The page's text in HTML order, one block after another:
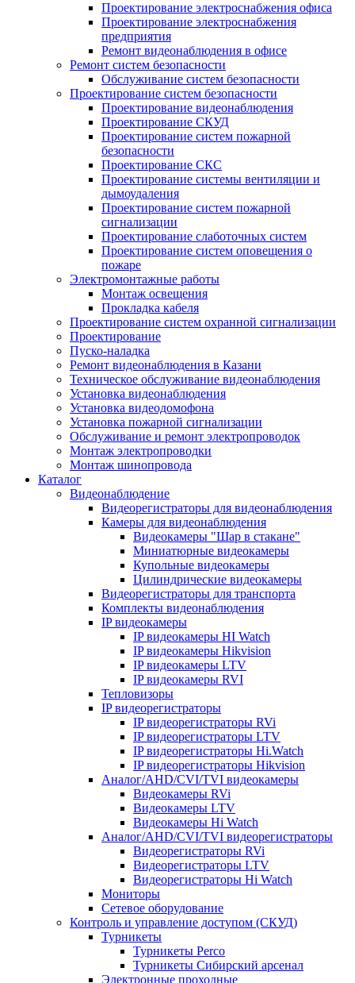
Проектирование электроснабжения офиса
Проектирование электроснабжения
предприятия
Ремонт видеонаблюдения в офисе
Ремонт систем безопасности
Обслуживание систем безопасности
Проектирование систем безопасности
Проектирование видеонаблюдения
Проектирование СКУД
Проектирование систем пожарной
безопасности
Проектирование СКС
Проектирование системы вентиляции и
дымоудаления
Проектирование систем пожарной
сигнализации
Проектирование слаботочных систем
Проектирование систем оповещения о
пожаре
Электромонтажные работы
Монтаж освещения
Прокладка кабеля
Проектирование систем охранной сигнализации
Проектирование
Пуско-наладка
Ремонт видеонаблюдения в Казани
Техническое обслуживание видеонаблюдения
Установка видеонаблюдения
Установка видеодомофона
Установка пожарной сигнализации
Обслуживание и ремонт электропроводок
Монтаж электропроводки
Монтаж шинопровода
Каталог
Видеонаблюдение
Видеорегистраторы для видеонаблюдения
Камеры для видеонаблюдения
Видеокамеры "Шар в стакане"
Миниатюрные видеокамеры
Купольные видеокамеры
Цилиндрические видеокамеры
Видеорегистраторы для транспорта
Комплекты видеонаблюдения
IP видеокамеры
IP видеокамеры HI Watch
IP видеокамеры Hikvision
IP видеокамеры LTV
IP видеокамеры RVI
Тепловизоры
IP видеорегистраторы
IP видеорегистраторы RVi
IP видеорегистраторы LTV
IP видеорегистраторы Hi.Watch
IP видеорегистраторы Hikvision
Аналог/AHD/CVI/TVI видеокамеры
Видеокамеры RVi
Видеокамеры LTV
Видеокамеры Hi Watch
Аналог/AHD/CVI/TVI видеорегистраторы
Видеорегистраторы RVi
Видеорегистраторы LTV
Видеорегистраторы Hi Watch
Мониторы
Сетевое оборудование
Контроль и управление доступом (СКУД)
Турникеты
Турникеты Perco
Турникеты Сибирский арсенал
Электронные проходные